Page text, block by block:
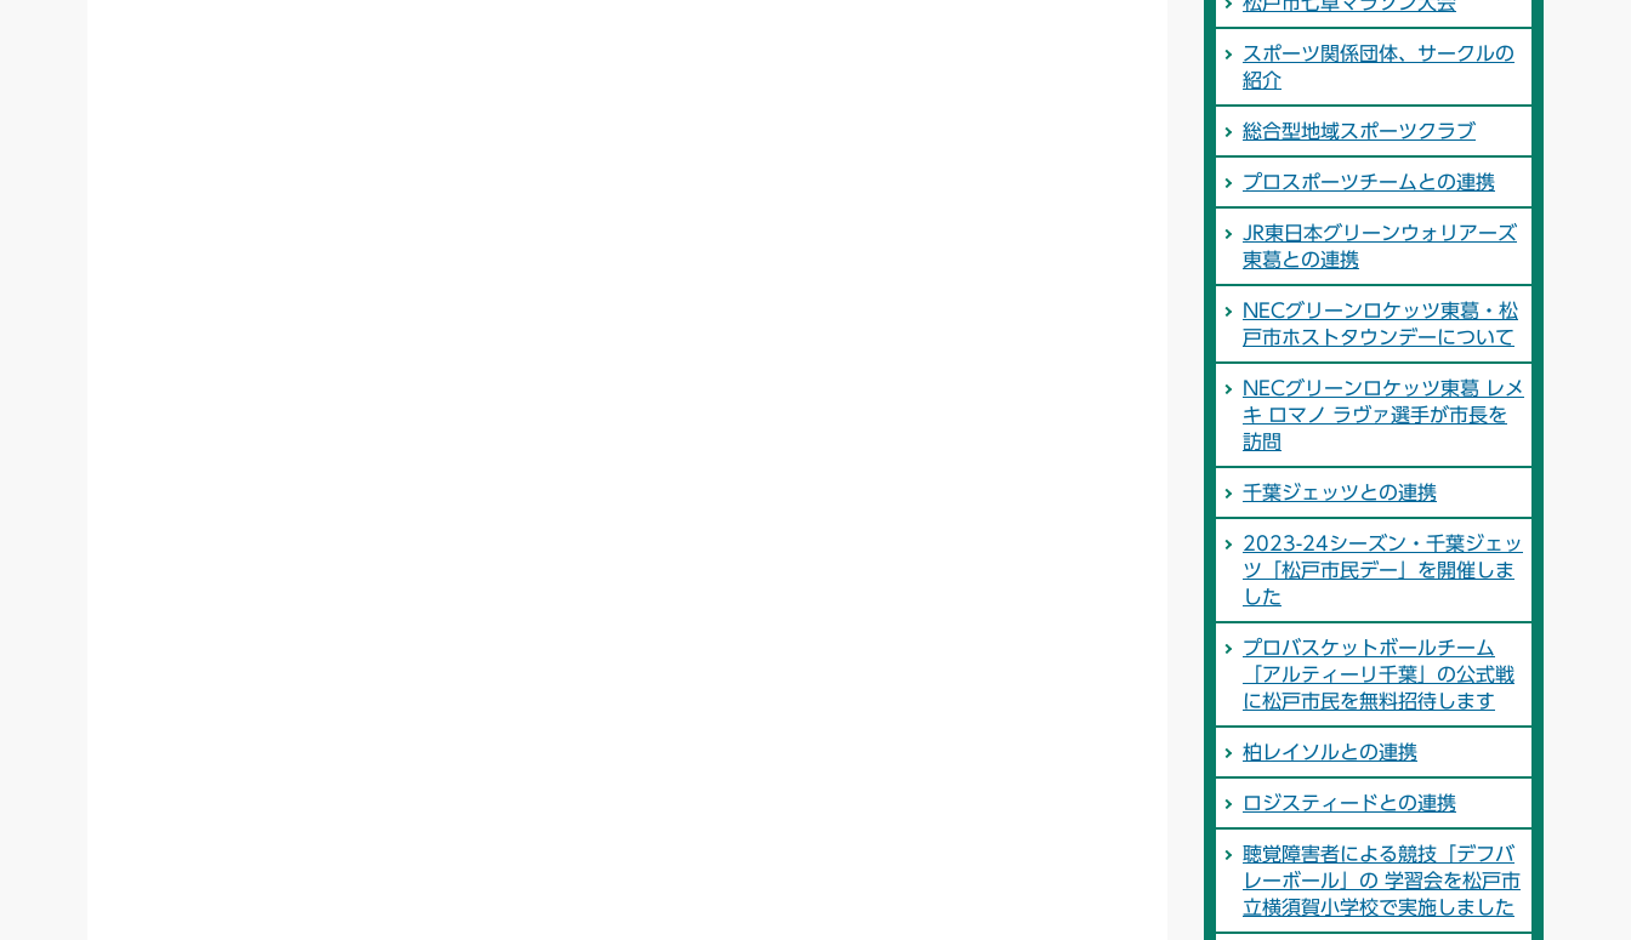
スポーツ関係団体、サークルの
紹介
総合型地域スポーツクラブ
プロスポーツチームとの連携
JR東日本グリーンウォリアーズ
東葛との連携
NECグリーンロケッツ東葛・松
戸市ホストタウンデーについて
NECグリーンロケッツ東葛 レメ
キ ロマノ ラヴァ選手が市長を
訪問
千葉ジェッツとの連携
2023-24シーズン・千葉ジェッ
ツ「松戸市民デー」を開催しま
した
プロバスケットボールチーム
「アルティーリ千葉」の公式戦
に松戸市民を無料招待します
柏レイソルとの連携
ロジスティードとの連携
聴覚障害者による競技「デフバ
レーボール」の 学習会を松戸市
立横須賀小学校で実施しました